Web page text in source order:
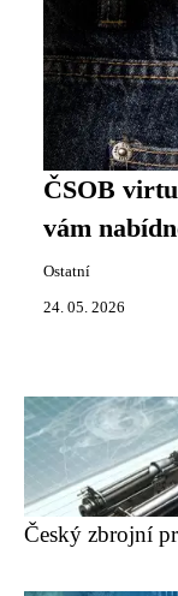
ČSOB
vám
Ostatní
24. 05. 2026
Český zbrojní